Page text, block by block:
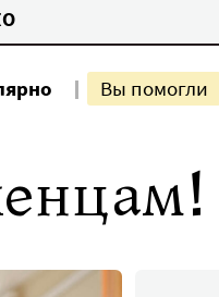
Вы помогли